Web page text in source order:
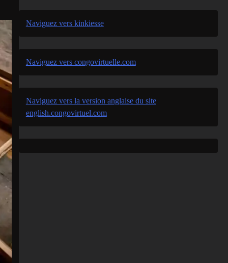
Naviguez vers kinkiesse
Naviguez vers congovirtuelle.com
Naviguez vers la version anglaise du site
english.congovirtuel.com